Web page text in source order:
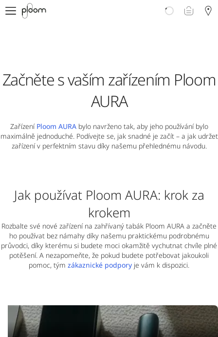
E-shop
Začněte s vaším zařízením Ploom
AURA
Zařízení Ploom AURAbylo navrženo tak, aby jeho používání bylo
maximálně jednoduché. Podívejte se, jak snadné je začít – a jak udržet
zařízení v perfektním stavu díky našemu přehlednému návodu.
Jak používat Ploom AURA: krok za
krokem
Rozbalte své nové zařízení na zahřívaný tabák Ploom AURA a začněte
ho používat bez námahy díky našemu praktickému podrobnému
průvodci, díky kterému si budete moci okamžitě vychutnat chvíle plné
potěšení. A nezapomeňte, že pokud budete potřebovat jakoukoli
pomoc, tým zákaznické podpory je vám k dispozici.